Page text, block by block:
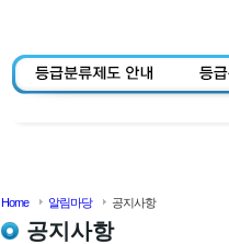
Home 알림마당 공지사항
공지사항